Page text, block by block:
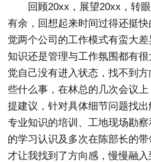
回顾20xx，展望20xx，转
有余，回想起来时间过得还挺
觉两个公司的工作模式有蛮大
知识还是管理与工作氛围都有
觉自己没有进入状态，找不到
些什么事，在林总的几次会议
提建议，针对具体细节问题找
专业知识的培训、工地现场勘察
的学习认识及多次在陈部长的
才让我找到了方向感，慢慢融